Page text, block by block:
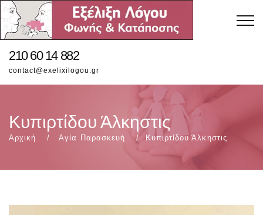
210 60 14 882
contact@exelixilogou.gr
Κυπιρτίδου Άλκηστις
Αρχική Αγία Παρασκευή Κυπιρτίδου Άλκηστις